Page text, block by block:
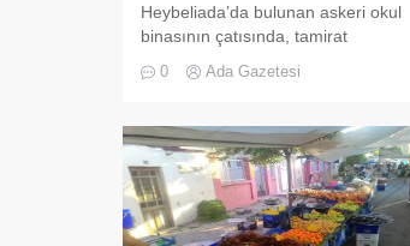
Heybeliada’da bulunan askeri okul
binasının çatısında, tamirat
Gökyüzünü kaplayan yoğun duman
ekipleri yangına hızla müdahale
etti.
0 Ada Gazetesi